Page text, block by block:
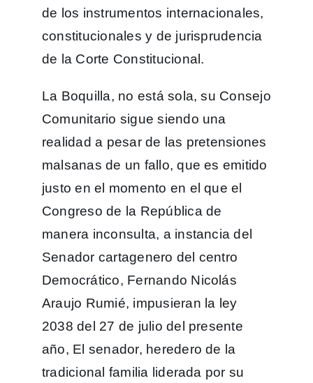
de los instrumentos internacionales,
constitucionales y de jurisprudencia
de la Corte Constitucional.
La Boquilla, no está sola, su Consejo
Comunitario sigue siendo una
realidad a pesar de las pretensiones
malsanas de un fallo, que es emitido
justo en el momento en el que el
Congreso de la República de
manera inconsulta, a instancia del
Senador cartagenero del centro
Democrático, Fernando Nicolás
Araujo Rumié, impusieran la ley
2038 del 27 de julio del presente
año, El senador, heredero de la
tradicional familia liderada por su